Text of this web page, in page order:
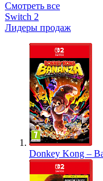
Смотреть все
Switch 2
Лидеры продаж
Donkey Kong –